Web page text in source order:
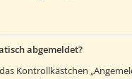
abgemeldet?
Kontrollkästchen